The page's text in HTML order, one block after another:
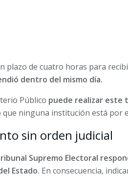
plazo de cuatro horas para
dentro del mismo día.
Público puede realizar este
que ninguna institución está por
sin orden judicial
Supremo Electoral
Estado. En consecuencia,